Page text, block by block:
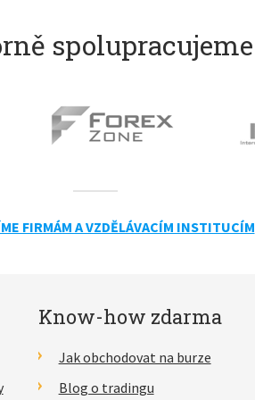
spolupracujeme
FIRMÁM A VZDĚLÁVACÍM INSTITUCÍM
Know-how zdarma
Jak obchodovat na burze
Blog o tradingu